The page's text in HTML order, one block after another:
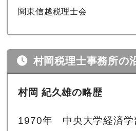
関東信越税理士会
村岡税理士事務所の
村岡 紀久雄の略歴
1970年 中央大学経済